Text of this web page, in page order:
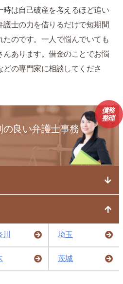
時は自己破産を考えるほど追い
士の力を借りるだけで短期間
たのです。一人で悩んでいても
あります。借金のことでお悩
の専門家に相談してくださ
良い弁護士事務
債務
整理
埼玉
茨城